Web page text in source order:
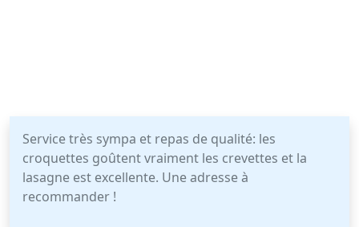
Service très sympa et repas de qualité: les
croquettes goûtent vraiment les crevettes et la
lasagne est excellente. Une adresse à
recommander !